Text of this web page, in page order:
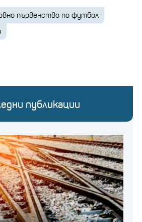
първенство по футбол
публикации